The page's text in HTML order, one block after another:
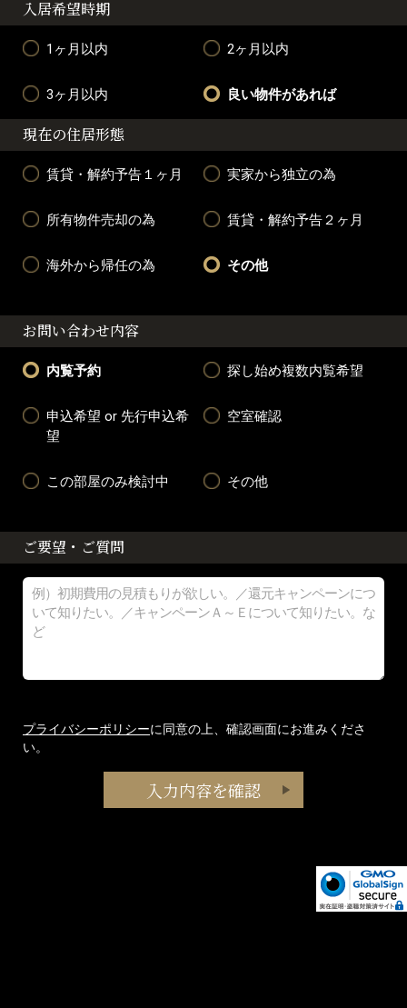
入居希望時期
1ヶ月以内 2ヶ月以内
3ヶ月以内 良い物件があれば
現在の住居形態
賃貸・解約予告１ヶ月 実家から独立の為
所有物件売却の為 賃貸・解約予告２ヶ月
海外から帰任の為 その他
お問い合わせ内容
内覧予約 探し始め複数内覧希望
申込希望 or 先行申込希
望
空室確認
この部屋のみ検討中 その他
ご要望・ご質問
プライバシーポリシーに同意の上、確認画面にお進みくださ
い。